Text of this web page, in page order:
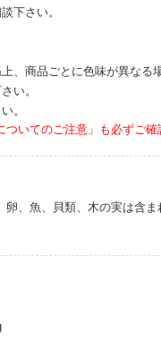
下さい。
、商品ごとに色味が異なる
い。
。
いてのご注意」も必ずご確
、魚、貝類、木の実は含